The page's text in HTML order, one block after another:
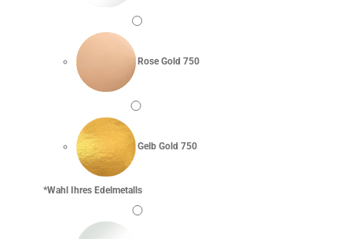
Rose Gold 750
Gelb Gold 750
*Wahl Ihres Edelmetalls